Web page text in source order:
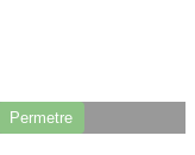
Permetre